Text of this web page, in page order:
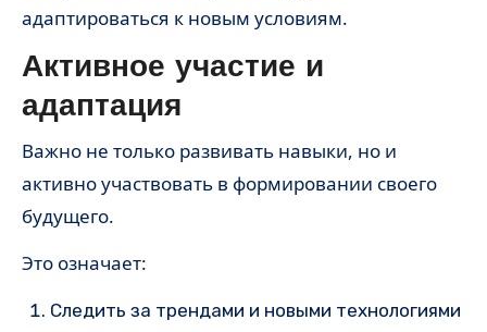
адаптироваться к новым условиям.
Активное участие и
адаптация
Важно не только развивать навыки, но и
активно участвовать в формировании своего
будущего.
Это означает:
Следить за трендами и новыми технологиями